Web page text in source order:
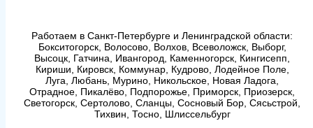
Работаем в Санкт-Петербурге и Ленинградской области:
Бокситогорск, Волосово, Волхов, Всеволожск, Выборг,
Высоцк, Гатчина, Ивангород, Каменногорск, Кингисепп,
Кириши, Кировск, Коммунар, Кудрово, Лодейное Поле,
Луга, Любань, Мурино, Никольское, Новая Ладога,
Отрадное, Пикалёво, Подпорожье, Приморск, Приозерск,
Светогорск, Сертолово, Сланцы, Сосновый Бор, Сясьстрой,
Тихвин, Тосно, Шлиссельбург